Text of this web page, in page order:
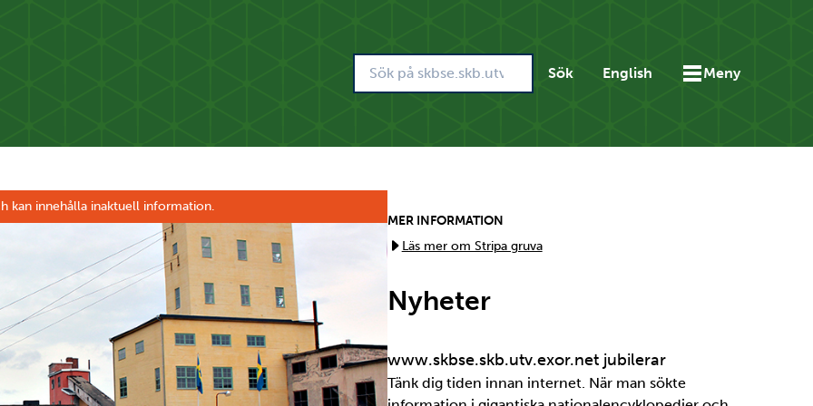
Sök English Meny
kan innehålla inaktuell information.
MER INFORMATION
Läs mer om Stripa gruva
Nyheter
www.skbse.skb.utv.exor.net jubilerar
Tänk dig tiden innan internet. När man sökte